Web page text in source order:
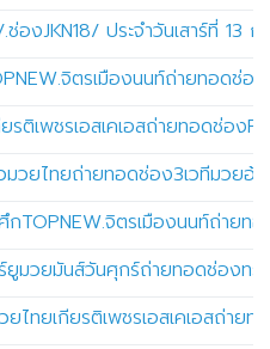
องJKN18/ ประจำวันเสาร์ที่ 13
จิตรเมืองนนท์ถ่ายทอดช่อ
รติเพชรเอสเคเอสถ่ายทอดช่อง
วยไทยถ่ายทอดช่อง3เวทีมวยอ้
กTOPNEW.จิตรเมืองนนท์ถ่าย
ยูมวยมันส์วันศุกร์ถ่ายทอดช่องท
ยไทยเกียรติเพชรเอสเคเอสถ่า